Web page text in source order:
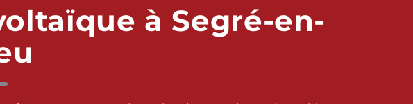
à Segré-en-